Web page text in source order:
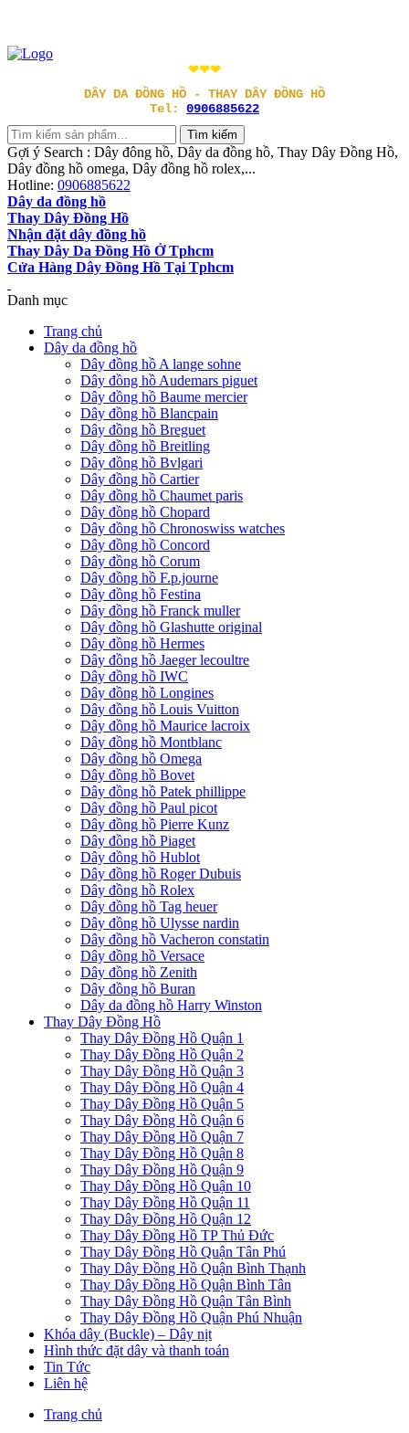
❤❤❤
DÂY DA ĐỒNG HỒ - THAY DÂY ĐỒNG HỒ
Tel: 0906885622
Gợi ý Search : Dây đông hồ, Dây da đồng hồ, Thay Dây Đồng Hồ,
Dây đồng hồ omega, Dây đồng hồ rolex,...
Hotline: 0906885622
Dây da đồng hồ
Thay Dây Đồng Hồ
Nhận đặt dây đồng hồ
Thay Dây Da Đồng Hồ Ở Tphcm
Cửa Hàng Dây Đồng Hồ Tại Tphcm
Danh mục
Trang chủ
Dây da đồng hồ
Dây đồng hồ A lange sohne
Dây đồng hồ Audemars piguet
Dây đồng hồ Baume mercier
Dây đồng hồ Blancpain
Dây đồng hồ Breguet
Dây đồng hồ Breitling
Dây đồng hồ Bvlgari
Dây đồng hồ Cartier
Dây đồng hồ Chaumet paris
Dây đồng hồ Chopard
Dây đồng hồ Chronoswiss watches
Dây đồng hồ Concord
Dây đồng hồ Corum
Dây đồng hồ F.p.journe
Dây đồng hồ Festina
Dây đồng hồ Franck muller
Dây đồng hồ Glashutte original
Dây đồng hồ Hermes
Dây đồng hồ Jaeger lecoultre
Dây đồng hồ IWC
Dây đồng hồ Longines
Dây đồng hồ Louis Vuitton
Dây đồng hồ Maurice lacroix
Dây đồng hồ Montblanc
Dây đồng hồ Omega
Dây đồng hồ Bovet
Dây đồng hồ Patek phillippe
Dây đồng hồ Paul picot
Dây đồng hồ Pierre Kunz
Dây đồng hồ Piaget
Dây đồng hồ Hublot
Dây đồng hồ Roger Dubuis
Dây đồng hồ Rolex
Dây đồng hồ Tag heuer
Dây đồng hồ Ulysse nardin
Dây đồng hồ Vacheron constatin
Dây đồng hồ Versace
Dây đồng hồ Zenith
Dây đồng hồ Buran
Dây da đồng hồ Harry Winston
Thay Dây Đồng Hồ
Thay Dây Đồng Hồ Quận 1
Thay Dây Đồng Hồ Quận 2
Thay Dây Đồng Hồ Quận 3
Thay Dây Đồng Hồ Quận 4
Thay Dây Đồng Hồ Quận 5
Thay Dây Đồng Hồ Quận 6
Thay Dây Đồng Hồ Quận 7
Thay Dây Đồng Hồ Quận 8
Thay Dây Đồng Hồ Quận 9
Thay Dây Đồng Hồ Quận 10
Thay Dây Đồng Hồ Quận 11
Thay Dây Đồng Hồ Quận 12
Thay Dây Đồng Hồ TP Thủ Đức
Thay Dây Đồng Hồ Quận Tân Phú
Thay Dây Đồng Hồ Quận Bình Thạnh
Thay Dây Đồng Hồ Quận Bình Tân
Thay Dây Đồng Hồ Quận Tân Bình
Thay Dây Đồng Hồ Quận Phú Nhuận
Khóa dây (Buckle) – Dây nịt
Hình thức đặt dây và thanh toán
Tin Tức
Liên hệ
Trang chủ